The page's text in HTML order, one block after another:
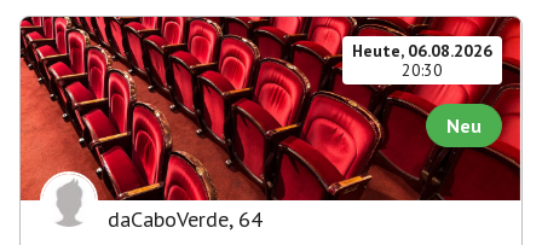
Heute, 06.08.2026
20:30
Neu
daCaboVerde, 64